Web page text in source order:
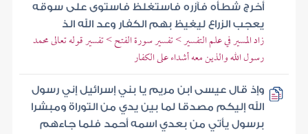
أخرج شطأه فآزره فاستغلظ فاستوى على سوقه
يعجب الزراع ليغيظ بهم الكفار وعد الله الذ
زاد المسير في علم التفسير > تفسير سورة الفتح > تفسير قوله تعالى محمد
رسول الله والذين معه أشداء على الكفار
وإذ قال عيسى ابن مريم يا بني إسرائيل إني رسول
الله إليكم مصدقا لما بين يدي من التوراة ومبشرا
برسول يأتي من بعدي اسمه أحمد فلما جاءهم